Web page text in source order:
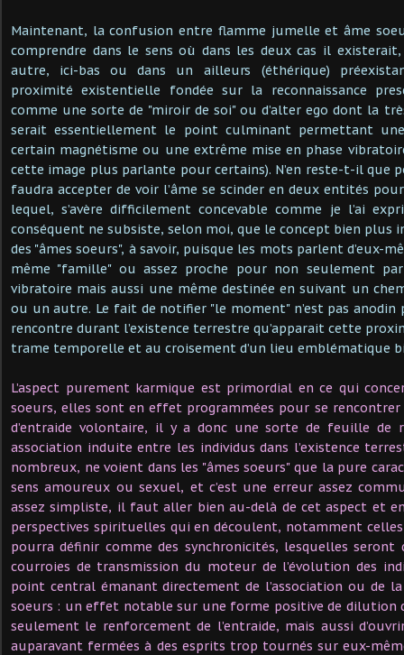
Maintenant, la confusion entre flamme jumelle et âme
comprendre dans le sens où dans les deux cas il
autre, ici-bas ou dans un ailleurs (éthérique)
proximité existentielle fondée sur la reconnaissance
comme une sorte de "miroir de soi" ou d’alter ego dont la
serait essentiellement le point culminant permettant
certain magnétisme ou une extrême mise en phase
cette image plus parlante pour certains). N’en reste-t-il que
faudra accepter de voir l’âme se scinder en deux entités
lequel, s’avère difficilement concevable comme je l’ai
conséquent ne subsiste, selon moi, que le concept bien plus
des "âmes soeurs", à savoir, puisque les mots parlent d’eux-
même "famille" ou assez proche pour non seulement
vibratoire mais aussi une même destinée en suivant un
ou un autre. Le fait de notifier "le moment" n’est pas anodin
rencontre durant l’existence terrestre qu’apparait cette
trame temporelle et au croisement d’un lieu emblématique
L’aspect purement karmique est primordial en ce qui
soeurs, elles sont en effet programmées pour se rencontrer
d’entraide volontaire, il y a donc une sorte de feuille
association induite entre les individus dans l’existence
nombreux, ne voient dans les "âmes soeurs" que la pure
sens amoureux ou sexuel, et c’est une erreur assez
assez simpliste, il faut aller bien au-delà de cet aspect et
perspectives spirituelles qui en découlent, notamment celles
pourra définir comme des synchronicités, lesquelles seront
courroies de transmission du moteur de l’évolution des
point central émanant directement de l’association ou de
soeurs : un effet notable sur une forme positive de dilution
seulement le renforcement de l’entraide, mais aussi
auparavant fermées à des esprits trop tournés sur eux-